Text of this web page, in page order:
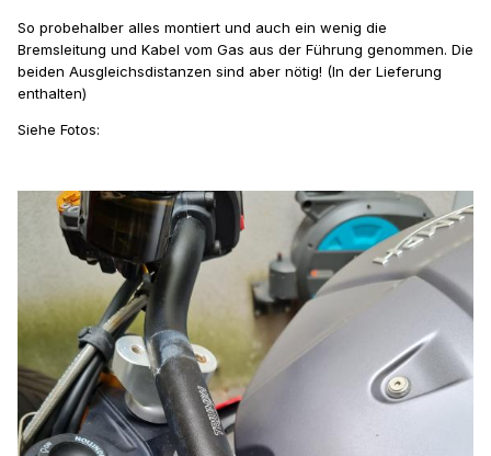
So probehalber alles montiert und auch ein wenig die
Bremsleitung und Kabel vom Gas aus der Führung genommen. Die
beiden Ausgleichsdistanzen sind aber nötig! (In der Lieferung
enthalten)
Siehe Fotos: